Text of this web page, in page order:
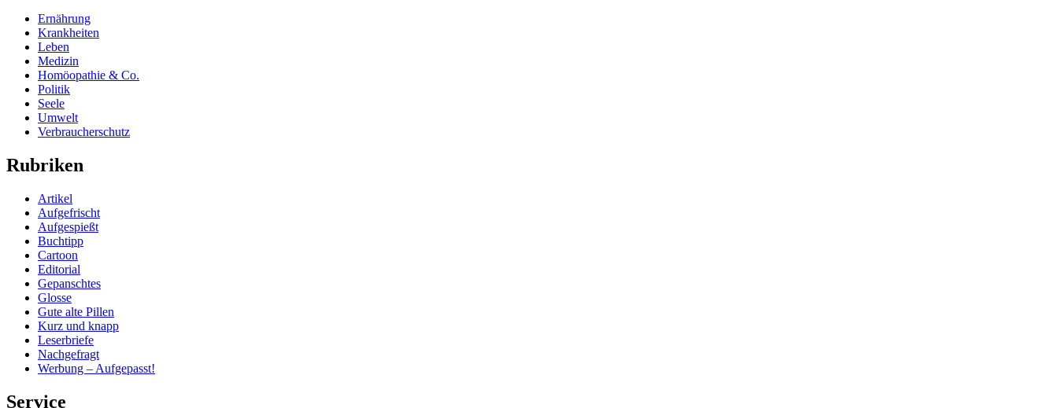
Ernährung
Krankheiten
Leben
Medizin
Homöopathie & Co.
Politik
Seele
Umwelt
Verbraucherschutz
Rubriken
Artikel
Aufgefrischt
Aufgespießt
Buchtipp
Cartoon
Editorial
Gepanschtes
Glosse
Gute alte Pillen
Kurz und knapp
Leserbriefe
Nachgefragt
Werbung – Aufgepasst!
Service